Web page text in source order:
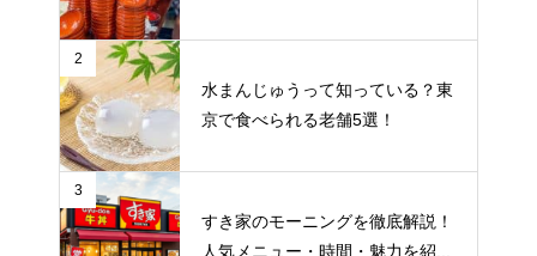
2
水まんじゅうって知っている？東
京で食べられる老舗5選！
3
すき家のモーニングを徹底解説！
人気メニュー・時間・魅力を紹...